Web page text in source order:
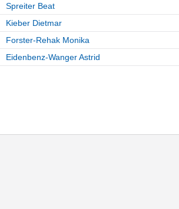
Spreiter Beat
Kieber Dietmar
Forster-Rehak Monika
Eidenbenz-Wanger Astrid